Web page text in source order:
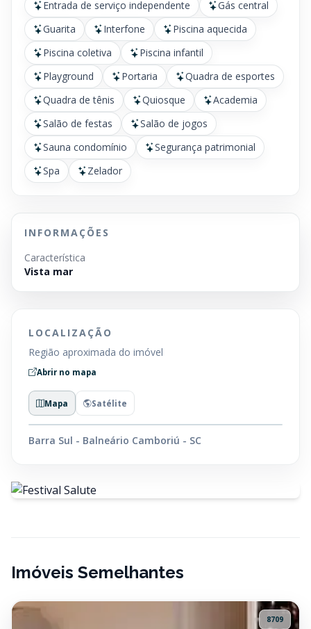
Entrada de serviço independente
Gás central
Guarita
Interfone
Piscina aquecida
Piscina coletiva
Piscina infantil
Playground
Portaria
Quadra de esportes
Quadra de tênis
Quiosque
Academia
Salão de festas
Salão de jogos
Sauna condomínio
Segurança patrimonial
Spa
Zelador
INFORMAÇÕES
Característica
Vista mar
LOCALIZAÇÃO
Região aproximada do imóvel
Abrir no mapa
Mapa Satélite
Barra Sul - Balneário Camboriú - SC
Imóveis Semelhantes
8709